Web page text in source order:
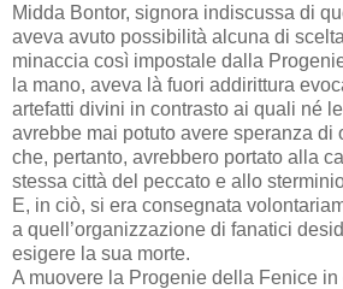
Midda Bontor, signora indiscussa di
aveva avuto possibilità alcuna di
minaccia così impostale dalla
la mano, aveva là fuori addirittura
artefatti divini in contrasto ai quali né
avrebbe mai potuto avere speranza di
che, pertanto, avrebbero portato alla
stessa città del peccato e allo
E, in ciò, si era consegnata
a quell’organizzazione di fanatici
esigere la sua morte.
A muovere la Progenie della Fenice in